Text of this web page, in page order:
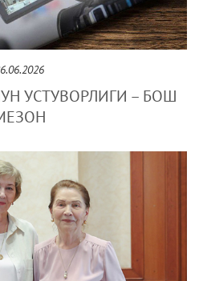
УСТУВОРЛИГИ – БОШ